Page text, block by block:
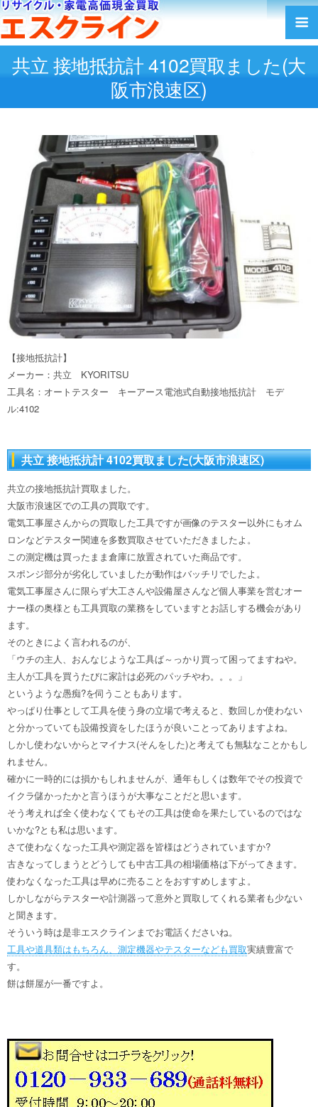
共立 接地抵抗計 4102買取ました(大
阪市浪速区)
【接地抵抗計】
メーカー：共立 KYORITSU
工具名：オートテスター キーアース電池式自動接地抵抗計 モデ
ル:4102
共立 接地抵抗計 4102買取ました(大阪市浪速区)
共立の接地抵抗計買取ました。
大阪市浪速区での工具の買取です。
電気工事屋さんからの買取した工具ですが画像のテスター以外にもオム
ロンなどテスター関連を多数買取させていただきましたよ。
この測定機は買ったまま倉庫に放置されていた商品です。
スポンジ部分が劣化していましたが動作はバッチリでしたよ。
電気工事屋さんに限らず大工さんや設備屋さんなど個人事業を営むオー
ナー様の奥様とも工具買取の業務をしていますとお話しする機会があり
ます。
そのときによく言われるのが、
「ウチの主人、おんなじような工具ば～っかり買って困ってますねや。
主人が工具を買うたびに家計は必死のパッチやわ。。。」
というような愚痴?を伺うこともあります。
やっぱり仕事として工具を使う身の立場で考えると、数回しか使わない
と分かっていても設備投資をしたほうが良いことってありますよね。
しかし使わないからとマイナス(そんをした)と考えても無駄なことかもし
れません。
確かに一時的には損かもしれませんが、通年もしくは数年でその投資で
イクラ儲かったかと言うほうが大事なことだと思います。
そう考えれば全く使わなくてもその工具は使命を果たしているのではな
いかな?とも私は思います。
さて使わなくなった工具や測定器を皆様はどうされていますか?
古きなってしまうとどうしても中古工具の相場価格は下がってきます。
使わなくなった工具は早めに売ることをおすすめしますよ。
しかしながらテスターや計測器って意外と買取してくれる業者も少ない
と聞きます。
そういう時は是非エスクラインまでお電話くださいね。
工具や道具類はもちろん、測定機器やテスターなども買取実績豊富で
す。
餅は餅屋が一番ですよ。